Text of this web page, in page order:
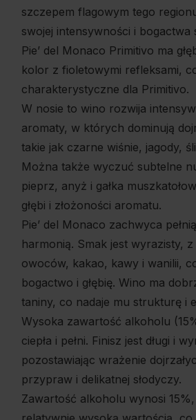
szczepem flagowym tego
swojej intensywności i bogactwa
Pie’ del Monaco Primitivo ma
kolor z fioletowymi refleksami,
charakterystyczne dla Primitivo.
W nosie to wino rozwija
aromaty, w których dominują
takie jak czarne wiśnie, jagody,
Można także wyczuć subtelne
pieprz, anyż i gałka
głębi i złożoności aromatu.
Pie’ del Monaco zachwyca
harmonią. Smak jest wyrazisty,
owoców, kakao, kawy i wanilii,
bogactwo i głębię. Wino ma
taniny, co nadaje mu strukturę i
Wysoka zawartość alkoholu
ciepła i pełni. Finisz jest długi i
pozostawiając wrażenie
przypraw i delikatnej słodyczy.
Zawartość alkoholu wynosi